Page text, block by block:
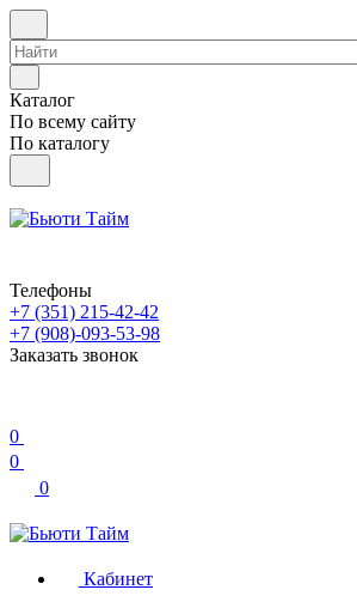
Каталог
По всему сайту
По каталогу
Телефоны
+7 (351) 215-42-42
+7 (908)-093-53-98
Заказать звонок
0
0
0
Кабинет